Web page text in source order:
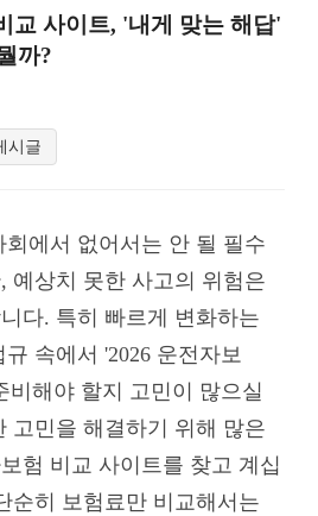
교 사이트, '내게 맞는 해답'
까?
시글
회에서 없어서는 안 될 필수
예상치 못한 사고의 위험은
다. 특히 빠르게 변화하는
속에서 '2026 운전자보
비해야 할지 고민이 많으실
고민을 해결하기 위해 많은
험 비교 사이트를 찾고 계십
순히 보험료만 비교해서는